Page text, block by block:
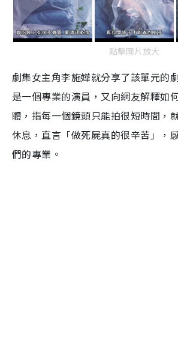
點擊圖片放大
劇集女主角李施嬅就分享了該單元的
是一個專業的演員，又向網友解釋如
體，指每一個鏡頭只能拍很短時間，
休息，直言「做死屍真的很辛苦」，
們的專業。